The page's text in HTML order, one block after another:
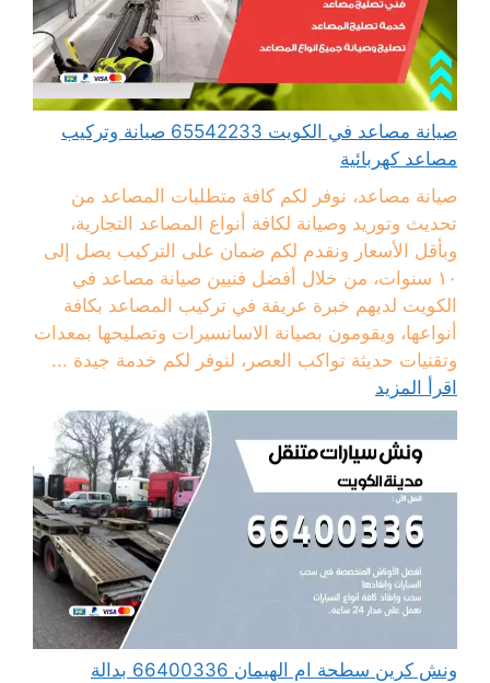
صيانة مصاعد في الكويت 65542233 صيانة وتركيب
مصاعد كهربائية
صيانة مصاعد، نوفر لكم كافة متطلبات المصاعد من
تحديث وتوريد وصيانة لكافة أنواع المصاعد التجارية،
وبأقل الأسعار ونقدم لكم ضمان على التركيب يصل إلى
١٠ سنوات، من خلال أفضل فنيين صيانة مصاعد في
الكويت لديهم خبرة عريقة في تركيب المصاعد بكافة
أنواعها، ويقومون بصيانة الاسانسيرات وتصليحها بمعدات
وتقنيات حديثة تواكب العصر، لنوفر لكم خدمة جيدة ...
اقرأ المزيد
ونش كرين سطحة ام الهيمان 66400336 بدالة